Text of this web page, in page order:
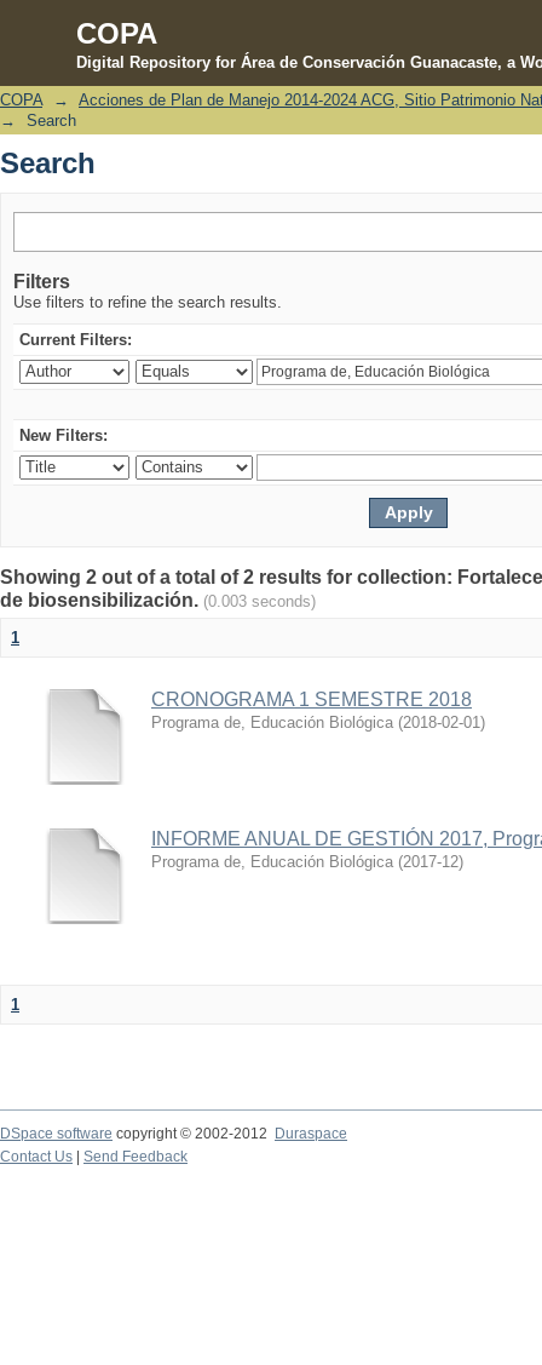
COPA
Digital Repository for Área de Conservación Guanacaste, a
Search
COPA →
Acciones de Plan de Manejo 2014-2024 ACG, Sitio Patrimonio
→
Search
Search
Filters
Use filters to refine the search results.
Current Filters:
New Filters:
Showing 2 out of a total of 2 results for collection:
de biosensibilización. (0.003 seconds)
1
CRONOGRAMA 1 SEMESTRE 2018
Programa de, Educación Biológica (2018-02-01 )
INFORME ANUAL DE GESTIÓN 2017,
Programa de, Educación Biológica (2017-12)
1
DSpace software copyright © 2002-2012 Duraspace
Contact Us | Send Feedback